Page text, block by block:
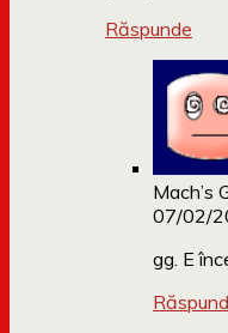
Răspunde
Mach’s
07/02/
gg. E